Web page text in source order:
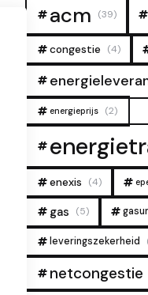
acm (39)
congestie (4)
energieprijs (2)
enexis (4)
gas (5)
leveringszekerheid
netcongestie